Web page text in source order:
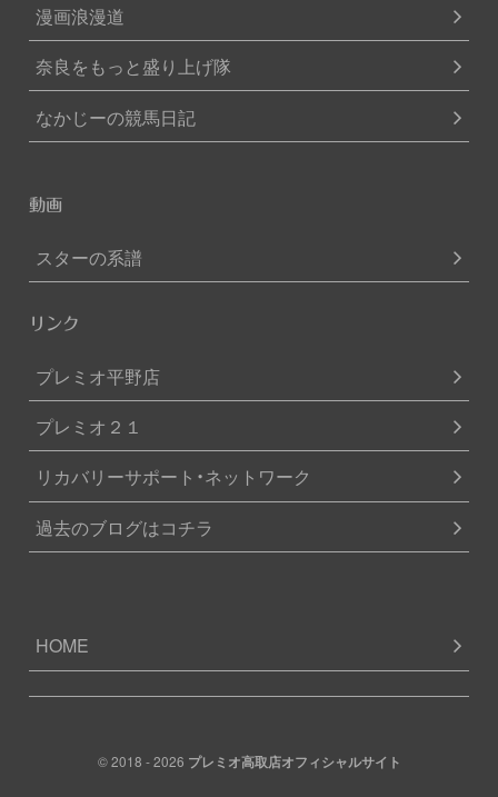
漫画浪漫道
奈良をもっと盛り上げ隊
なかじーの競馬日記
動画
スターの系譜
リンク
プレミオ平野店
プレミオ２１
リカバリーサポート・ネットワーク
過去のブログはコチラ
HOME
© 2018 - 2026 プレミオ高取店オフィシャルサイト